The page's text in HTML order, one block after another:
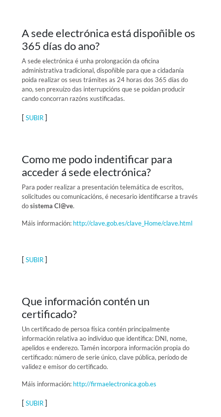
A sede electrónica está dispoñible os
365 días do ano?
A sede electrónica é unha prolongación da oficina
administrativa tradicional, dispoñible para que a cidadanía
poida realizar os seus trámites as 24 horas dos 365 días do
ano, sen prexuízo das interrupcións que se poidan producir
cando concorran razóns xustificadas.
[ SUBIR]
Como me podo indentificar para
acceder á sede electrónica?
Para poder realizar a presentación telemática de escritos,
solicitudes ou comunicacións, é necesario identificarse a través
dosistema Cl@ve.
Máis información: http://clave.gob.es/clave_Home/clave.html
[ SUBIR]
Que información contén un
certificado?
Un certificado de persoa física contén principalmente
información relativa ao individuo que identifica: DNI, nome,
apelidos e enderezo. Tamén incorpora información propia do
certificado: número de serie único, clave pública, período de
validez e emisor do certificado.
Máis información: http://firmaelectronica.gob.es
[ SUBIR]